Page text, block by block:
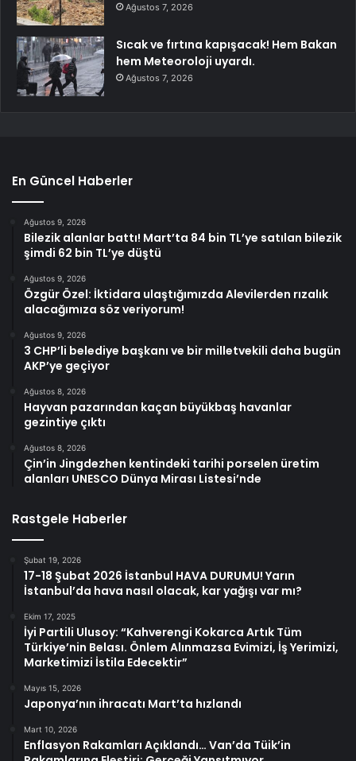
Ağustos 7, 2026
Sıcak ve fırtına kapışacak! Hem Bakan
hem Meteoroloji uyardı.
Ağustos 7, 2026
En Güncel Haberler
Ağustos 9, 2026
Bilezik alanlar battı! Mart’ta 84 bin TL’ye satılan bilezik
şimdi 62 bin TL’ye düştü
Ağustos 9, 2026
Özgür Özel: İktidara ulaştığımızda Alevilerden rızalık
alacağımıza söz veriyorum!
Ağustos 9, 2026
3 CHP’li belediye başkanı ve bir milletvekili daha bugün
AKP’ye geçiyor
Ağustos 8, 2026
Hayvan pazarından kaçan büyükbaş havanlar
gezintiye çıktı
Ağustos 8, 2026
Çin’in Jingdezhen kentindeki tarihi porselen üretim
alanları UNESCO Dünya Mirası Listesi’nde
Rastgele Haberler
Şubat 19, 2026
17-18 Şubat 2026 İstanbul HAVA DURUMU! Yarın
İstanbul’da hava nasıl olacak, kar yağışı var mı?
Ekim 17, 2025
İyi Partili Ulusoy: “Kahverengi Kokarca Artık Tüm
Türkiye’nin Belası. Önlem Alınmazsa Evimizi, İş Yerimizi,
Marketimizi İstila Edecektir”
Mayıs 15, 2026
Japonya’nın ihracatı Mart’ta hızlandı
Mart 10, 2026
Enflasyon Rakamları Açıklandı… Van’da Tüik’in